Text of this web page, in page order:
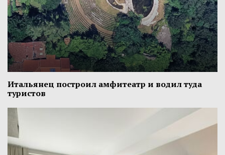
Итальянец построил амфитеатр и водил туда
туристов